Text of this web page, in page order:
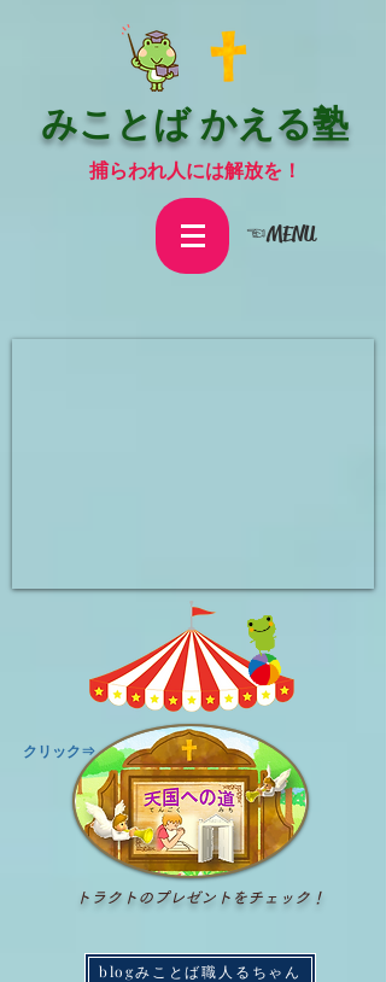
みことば かえる塾
捕らわれ人には解放を！
☜MENU
​クリック⇒
トラクトのプレゼントをチェック！
blogみことば職人るちゃん